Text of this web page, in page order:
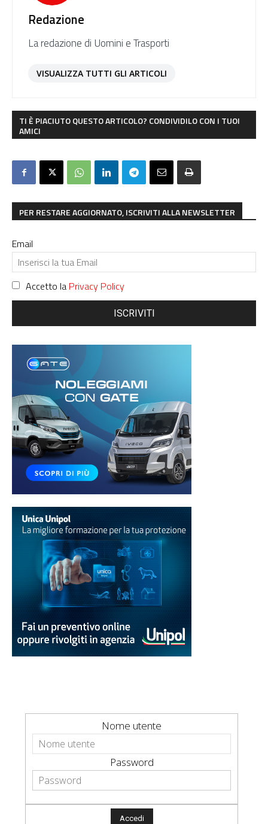
Redazione
La redazione di Uomini e Trasporti
VISUALIZZA TUTTI GLI ARTICOLI
TI È PIACIUTO QUESTO ARTICOLO? CONDIVIDILO CON I TUOI
AMICI
PER RESTARE AGGIORNATO, ISCRIVITI ALLA NEWSLETTER
Email
Accetto la Privacy Policy
ISCRIVITI
Nome utente
Password